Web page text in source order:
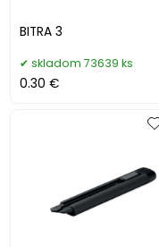
BITRA 3
skladom 73639 ks
0.30 €